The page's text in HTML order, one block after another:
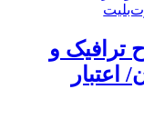
و
اعتبار